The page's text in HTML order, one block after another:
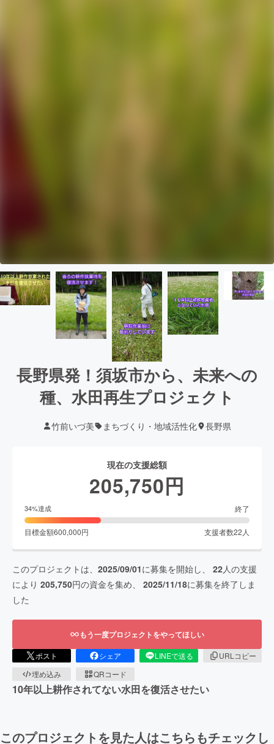
長野県発！須坂市から、未来への
種、水田再生プロジェクト
竹前いづ美 まちづくり・地域活性化 長野県
現在の支援総額
205,750円
34%達成 終了
目標金額600,000円 支援者数22 人
このプロジェクトは、 2025/09/01に募集を開始し、 22人の支援
により 205,750円の資金を集め、 2025/11/18に募集を終了しま
した
もう一度プロジェクトをやってほしい
ポスト シェア LINEで送る
URLコピー
埋め込み
QRコード
10年以上耕作されてない水田を復活させたい
このプロジェクトを見た人はこちらもチェックし